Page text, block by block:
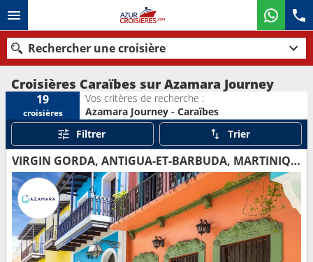
Rechercher une croisière
Nos destinations
Mois de départ
Ports Compagnies
Rechercher
Croisières Caraïbes sur Azamara Journey
19
croisières
Vos critères de recherche :
Azamara Journey - Caraïbes
Filtrer
Trier
VIRGIN GORDA, ANTIGUA-ET-BARBUDA, MARTINIQUE, SAINT VINCENT-ET-LES-GRENADINES, GRENADE, TRINITÉ-ET-TOBAGO, BARBADE, SAINTE-LUCIE, DOMINIQUE, SAINT-MARTIN, PORTO RICO